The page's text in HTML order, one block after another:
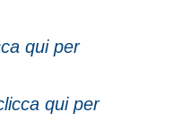
qui per
qui per